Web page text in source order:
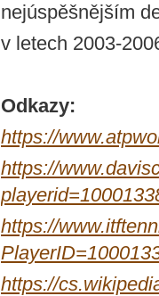
nejúspěšnějším
v letech 2003-
Odkazy:
https://
https://
https://
https://